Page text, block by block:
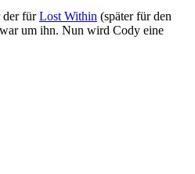
der fürLost Within (später für den
um ihn. Nun wird Cody eine